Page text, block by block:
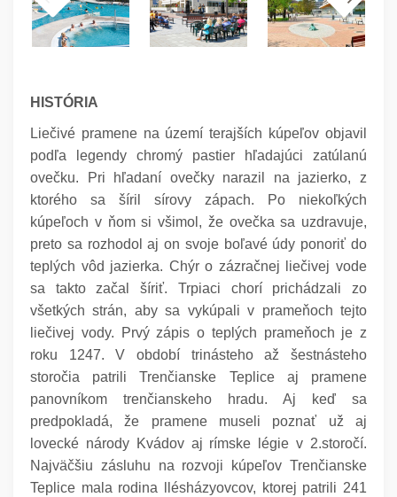
HISTÓRIA
Liečivé pramene na území terajších kúpeľov objavil
podľa legendy chromý pastier hľadajúci zatúlanú
ovečku. Pri hľadaní ovečky narazil na jazierko, z
ktorého sa šíril sírovy zápach. Po niekoľkých
kúpeľoch v ňom si všimol, že ovečka sa uzdravuje,
preto sa rozhodol aj on svoje boľavé údy ponoriť do
teplých vôd jazierka. Chýr o zázračnej liečivej vode
sa takto začal šíriť. Trpiaci chorí prichádzali zo
všetkých strán, aby sa vykúpali v prameňoch tejto
liečivej vody. Prvý zápis o teplých prameňoch je z
roku 1247. V období trinásteho až šestnásteho
storočia patrili Trenčianske Teplice aj pramene
panovníkom trenčianskeho hradu. Aj keď sa
predpokladá, že pramene museli poznať už aj
lovecké národy Kvádov aj rímske légie v 2.storočí.
Najväčšiu zásluhu na rozvoji kúpeľov Trenčianske
Teplice mala rodina llésházyovcov, ktorej patrili 241